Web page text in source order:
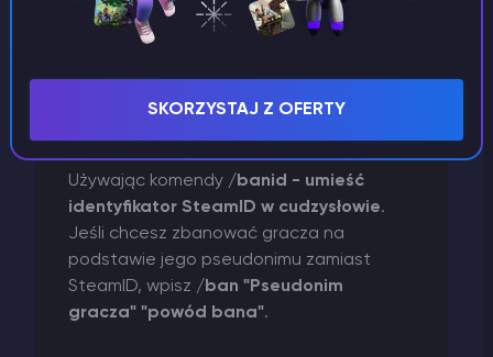
WAŻNE
Używając komendy /banid - umieść
identyfikator SteamID w cudzysłowie.
Jeśli chcesz zbanować gracza na
podstawie jego pseudonimu zamiast
SteamID, wpisz /ban "Pseudonim
gracza" "powód bana".
SKORZYSTAJ Z OFERTY